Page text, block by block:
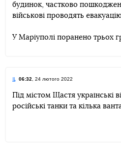
будинок, частково
військові проводять
У Маріуполі поранено трьох
06:32, 24 лютого 2022
Telegram
Під містом Щастя українські
російські танки та кілька